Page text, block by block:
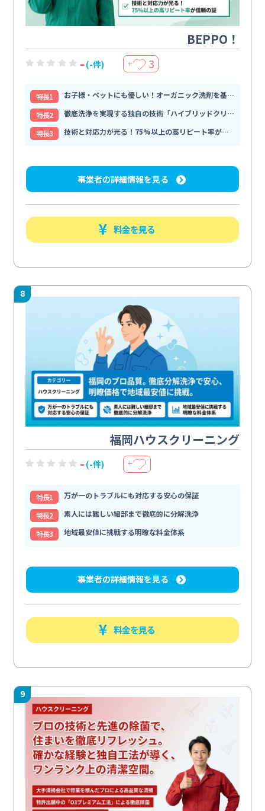
BEPPO！
- (-件) ＋ 3
特⻑1
お子様・ペットにも優しい！オーガニック洗剤を基軸とした安全な
特⻑2
徹底洗浄を実現する独自の技術「ハイブリッドクリーニング」
特⻑3
技術と対応力が光る！75%以上の高リピート率が信頼の証
事業者の詳細情報を見る
料金を見る
8
福岡ハウスクリーニング
- (-件) ＋
特⻑1
万が一のトラブルにも対応する安心の保証
特⻑2
素人には難しい細部まで徹底的に分解洗浄
特⻑3
地域最安値に挑戦する明瞭な料金体系
事業者の詳細情報を見る
料金を見る
9